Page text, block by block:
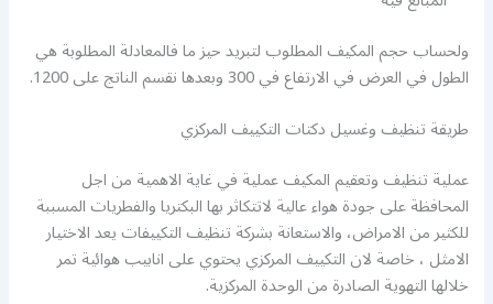
ولحساب حجم المكيف المطلوب لتبريد حيز ما فالمعادلة المطلوبة هي
الطول في العرض في الارتفاع في 300 وبعدها نقسم الناتج على 1200.
طريقة تنظيف وغسيل دكتات التكييف المركزي
عملية تنظيف وتعقيم المكيف عملية في غاية الاهمية من اجل
المحافظة على جودة هواء عالية لاتتكاثر بها البكتريا والفطريات المسببة
للكثير من الامراض، والاستعانة بشركة تنظيف التكييفات يعد الاختيار
الامثل ، خاصة لان التكييف المركزي يحتوي على انابيب هوائية تمر
خلالها التهوية الصادرة من الوحدة المركزية.